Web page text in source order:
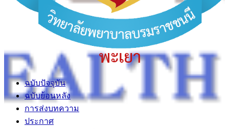
ฉบับปัจจุบัน
ฉบับย้อนหลัง
การส่งบทความ
ประกาศ